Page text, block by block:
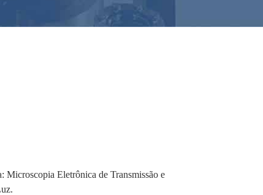
Microscopia Eletrônica de Transmissão e